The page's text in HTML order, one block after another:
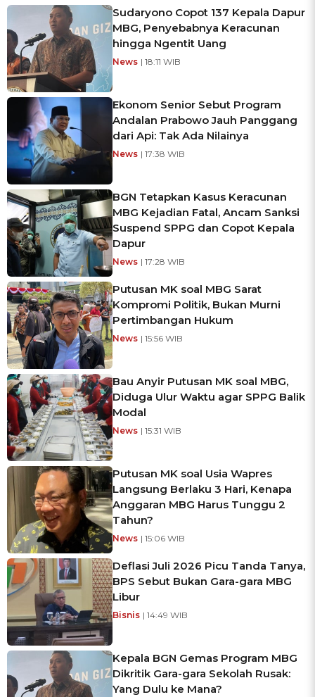
Sudaryono Copot 137 Kepala Dapur
MBG, Penyebabnya Keracunan
hingga Ngentit Uang
News | 18:11 WIB
Ekonom Senior Sebut Program
Andalan Prabowo Jauh Panggang
dari Api: Tak Ada Nilainya
News | 17:38 WIB
BGN Tetapkan Kasus Keracunan
MBG Kejadian Fatal, Ancam Sanksi
Suspend SPPG dan Copot Kepala
Dapur
News | 17:28 WIB
Putusan MK soal MBG Sarat
Kompromi Politik, Bukan Murni
Pertimbangan Hukum
News | 15:56 WIB
Bau Anyir Putusan MK soal MBG,
Diduga Ulur Waktu agar SPPG Balik
Modal
News | 15:31 WIB
Putusan MK soal Usia Wapres
Langsung Berlaku 3 Hari, Kenapa
Anggaran MBG Harus Tunggu 2
Tahun?
News | 15:06 WIB
Deflasi Juli 2026 Picu Tanda Tanya,
BPS Sebut Bukan Gara-gara MBG
Libur
Bisnis | 14:49 WIB
Kepala BGN Gemas Program MBG
Dikritik Gara-gara Sekolah Rusak:
Yang Dulu ke Mana?